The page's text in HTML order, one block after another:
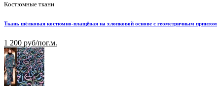
Костюмные ткани
Ткань шёлковая костюмно-плащёвая на хлопковой основе с геометричным принтом
1 200 руб/пог.м.